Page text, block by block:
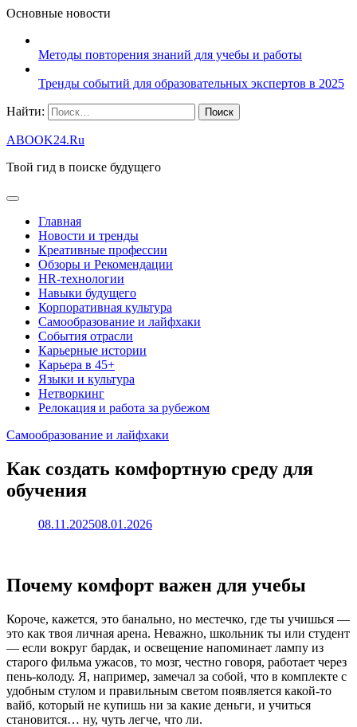
Основные новости
Методы повторения знаний для учебы и работы
Тренды событий для образовательных экспертов в 2025
Найти:
ABOOK24.Ru
Твой гид в поиске будущего
Главная
Новости и тренды
Креативные профессии
Обзоры и Рекомендации
HR‑технологии
Навыки будущего
Корпоративная культура
Самообразование и лайфхаки
События отрасли
Карьерные истории
Карьера в 45+
Языки и культура
Нетворкинг
Релокация и работа за рубежом
Самообразование и лайфхаки
Как создать комфортную среду для
обучения
08.11.202508.01.2026
Почему комфорт важен для учебы
Короче, кажется, это банально, но местечко, где ты учишься —
это как твоя личная арена. Неважно, школьник ты или студент
— если вокруг бардак, и освещение напоминает лампу из
старого фильма ужасов, то мозг, честно говоря, работает через
пень-колоду. Я, например, замечал за собой, что в комплекте с
удобным стулом и правильным светом появляется какой-то
вайб, который не купишь ни за какие деньги, и учиться
становится… ну, чуть легче, что ли.